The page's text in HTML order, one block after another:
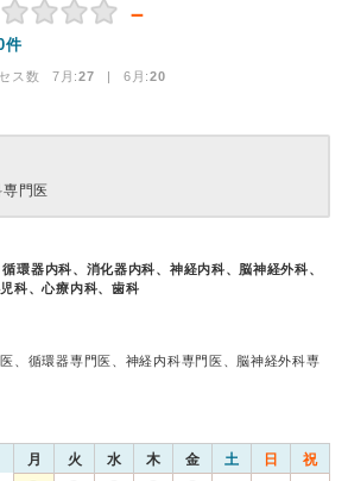
－
件
ス数 7月:27 | 6月:20
門医
環器内科、消化器内科、神経内科、脳神経外科、
科、心療内科、歯科
、循環器専門医、神経内科専門医、脳神経外科専
月 火 水 木 金 土 日 祝